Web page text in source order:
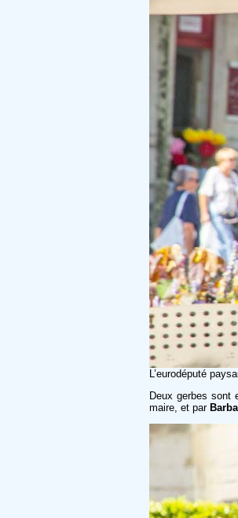
L’eurodéputé
Deux gerbes sont
maire, et par